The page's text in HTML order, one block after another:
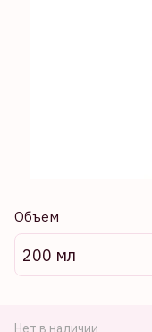
Объем
200 мл
Нет в наличии